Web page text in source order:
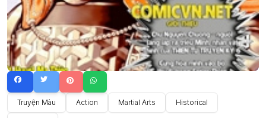
Truyện Màu Action Martial Arts Historical